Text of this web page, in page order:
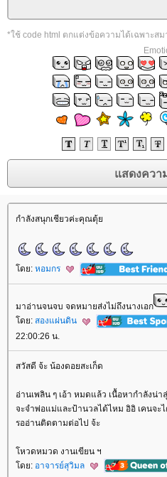
*ใช้ code html ตกแต่งข้อความได้เฉพาะส
กำลังสนุกเชียวค่ะคุณตุ้
ดย: หอมกร
มาอ่านจนจบ จดหมายส่งไม่ถึงนางเอก
ดย: สองแผ่นดิน
22:00:26 น.
สวัสดี จ้ะ น้องดอยสะเก็ด
อ่านเพลิน ๆ เอ้า หมดแล้ว เนื้อหากำลังน่า
จะจำพ่อแม่และป้านวลได้ไหม อิอิ เคนจะ
รออ่านติดตามต่อไป จ้ะ
หวดหมวด งานเขียน ฯ
ดย: อาจารย์สุวิมล